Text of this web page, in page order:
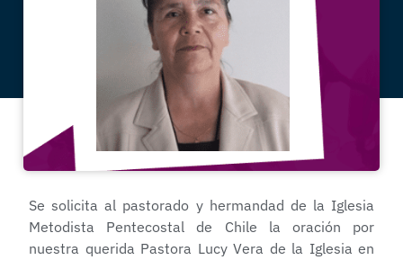
Se solicita al pastorado y hermandad de la Iglesia
Metodista Pentecostal de Chile la oración por
nuestra querida Pastora Lucy Vera de la Iglesia en